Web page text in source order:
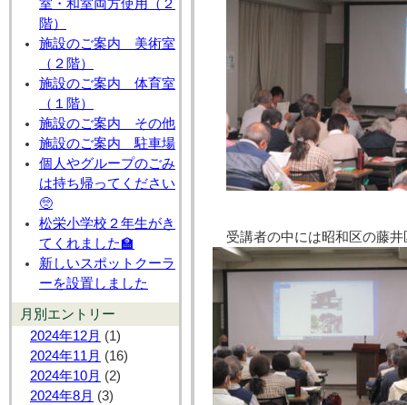
室・和室両方使用（２
階）
施設のご案内 美術室
（２階）
施設のご案内 体育室
（１階）
施設のご案内 その他
施設のご案内 駐車場
個人やグループのごみ
は持ち帰ってください
🥺
松栄小学校２年生がき
てくれました🏫
新しいスポットクーラ
ーを設置しました
月別エントリー
2024年12月 (1)
2024年11月 (16)
2024年10月 (2)
2024年8月 (3)
受講者の中には昭和区の藤